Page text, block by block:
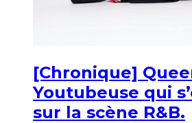
[Chronique]
Youtubeuse qui
sur la scène R&B.